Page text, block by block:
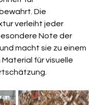
Die
verleiht jeder
Note der
macht sie zu einem
für visuelle